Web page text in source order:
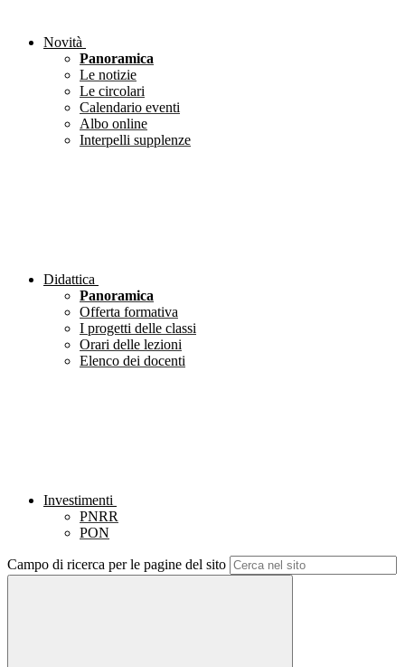
Novità
Panoramica
Le notizie
Le circolari
Calendario eventi
Albo online
Interpelli supplenze
Didattica
Panoramica
Offerta formativa
I progetti delle classi
Orari delle lezioni
Elenco dei docenti
Investimenti
PNRR
PON
Campo di ricerca per le pagine del sito